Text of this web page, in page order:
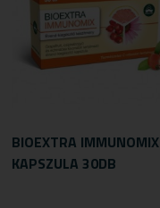
BIOEXTRA IMMUNOMIX
KAPSZULA 30DB